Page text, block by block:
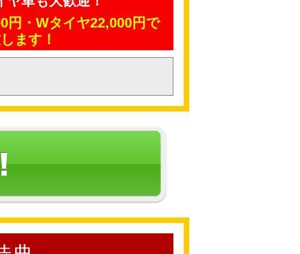
円・Wタイヤ22,000円で
ます！